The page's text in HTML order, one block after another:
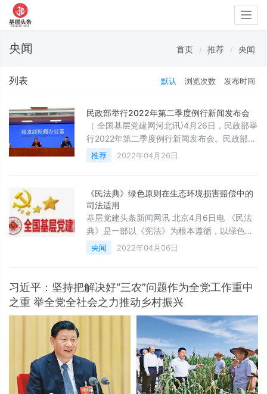
央闻 首页 推荐 央闻
列表 默认 浏览次数 发布时间
民政部举行2022年第二季度例行新闻发布会
（ 全国基层党建网河北讯)4月26日，民政部举
行2022年第二季度例行新闻发布会。民政部新
闻发言人、办公厅（国际合作司）副主任贾维
周主持发布会，并通报民政部2022年第一季度
排。第一季度民政重点业务工作进展 今年
一季度，民政部坚持以习近平新时代中国特色
社会主义思想为指导，认真学习贯彻习近平总
书记关于民政工作的重要论述和指示批示精
神，全面贯彻落实党中央、国务
推荐 2022年04月26日
《民法典》绿色原则在生态环境损害赔偿中的
司法适用
基层党建头条新闻网讯 北京4月6日电 《民法
典》是一部以《宪法》为根本遵循，以绿色原
则为基本指引的“固根本、稳预期、利长远”的
基础性法律，绿色发展的生产生活方式，已成
是民法典的使命担当，绿色原则是新时代生态
文明建设的支撑点，确立了新时代的价值判断
准则，为私益与公益奠立了双重保护原则。绿
色原则为环境资源保护提供了民法依据，规范
了义务约定和强制使用
央闻 2022年04月06日
习近平：坚持把解决好“三农”问题作为全党工作重中
之重 举全党全社会之力推动乡村振兴